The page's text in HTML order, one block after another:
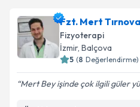
Takvim
Fzt. Ülkü Öksüz için
Size bu uzmandan
hazırlandığında e-posta
Fzt. Mert Tırnova
Fizyoterapi
İzmir, Balçova
5 (8 Değerlendirme)
Mert Bey işinde çok ilgili güler